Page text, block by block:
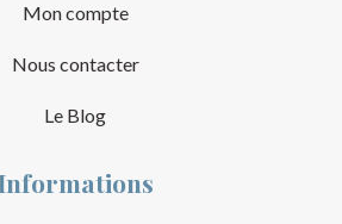
Mon compte
Nous contacter
Le Blog